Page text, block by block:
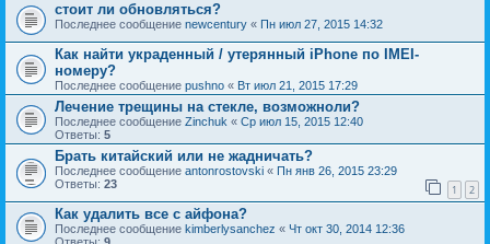
стоит ли обновляться?
Последнее сообщение newcentury « Пн июл 27, 2015 14:32
Как найти украденный / утерянный iPhone по IMEI-
номеру?
Последнее сообщение pushno « Вт июл 21, 2015 17:29
Лечение трещины на стекле, возможноли?
Последнее сообщение Zinchuk « Ср июл 15, 2015 12:40
Ответы: 5
Брать китайский или не жадничать?
Последнее сообщение antonrostovski « Пн янв 26, 2015 23:29
Ответы: 23 1 2
Как удалить все с айфона?
Последнее сообщение kimberlysanchez « Чт окт 30, 2014 12:36